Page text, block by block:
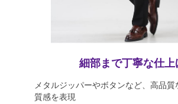
細部まで丁寧な仕上
メタルジッパーやボタンなど、高品質
質感を表現